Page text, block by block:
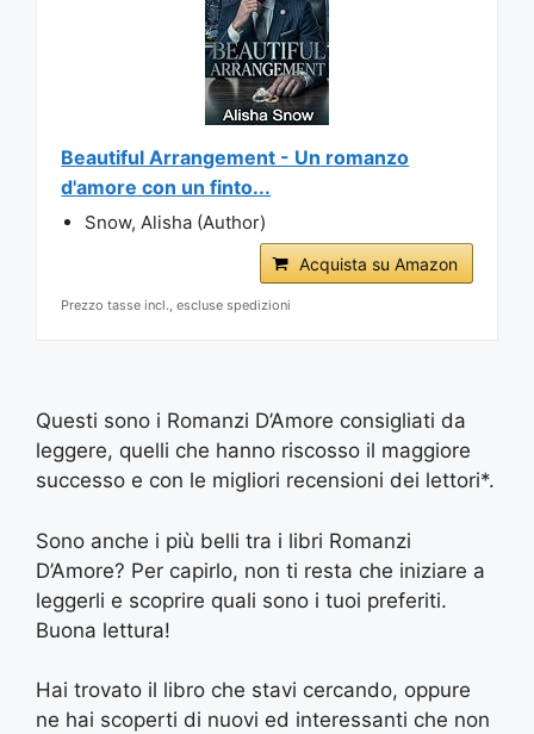
Beautiful Arrangement - Un romanzo
d'amore con un finto...
Snow, Alisha (Author)
Acquista su Amazon
Prezzo tasse incl., escluse spedizioni
Questi sono i Romanzi D’Amore consigliati da
leggere, quelli che hanno riscosso il maggiore
successo e con le migliori recensioni dei lettori*.
Sono anche i più belli tra i libri Romanzi
D’Amore? Per capirlo, non ti resta che iniziare a
leggerli e scoprire quali sono i tuoi preferiti.
Buona lettura!
Hai trovato il libro che stavi cercando, oppure
ne hai scoperti di nuovi ed interessanti che non